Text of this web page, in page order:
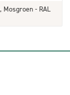
Mosgroen - RAL